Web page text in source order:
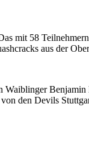
mit 58
aus der
den Devils